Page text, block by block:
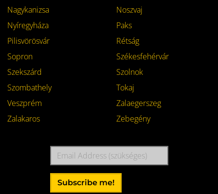
Nagykanizsa
Noszvaj
Nyíregyháza
Paks
Pilisvörösvár
Rétság
Sopron
Székesfehérvár
Szekszárd
Szolnok
Szombathely
Tokaj
Veszprém
Zalaegerszeg
Zalakaros
Zebegény
Email
Address
Subscribe me!